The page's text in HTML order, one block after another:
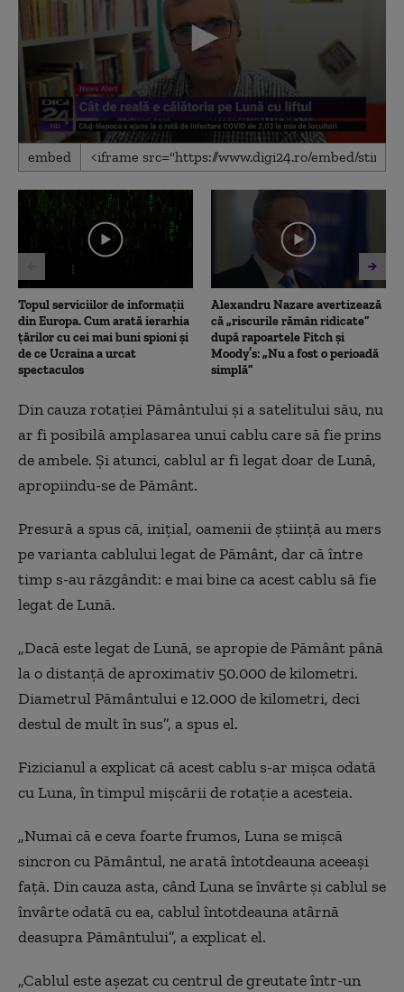
0
seconds
10
minutes,
seconds
embed
Topul serviciilor de informații
din Europa. Cum arată ierarhia
țărilor cu cei mai buni spioni și
de ce Ucraina a urcat
spectaculos
Alexandru Nazare avertizează
că „riscurile rămân ridicate”
după rapoartele Fitch și
Moody’s: „Nu a fost o perioadă
simplă”
Din cauza rotației Pământului și a satelitului său, nu
ar fi posibilă amplasarea unui cablu care să fie prins
de ambele. Și atunci, cablul ar fi legat doar de Lună,
apropiindu-se de Pământ.
Presură a spus că, inițial, oamenii de știință au mers
pe varianta cablului legat de Pământ, dar că între
timp s-au răzgândit: e mai bine ca acest cablu să fie
legat de Lună.
„Dacă este legat de Lună, se apropie de Pământ până
la o distanță de aproximativ 50.000 de kilometri.
Diametrul Pământului e 12.000 de kilometri, deci
destul de mult în sus”, a spus el.
Fizicianul a explicat că acest cablu s-ar mișca odată
cu Luna, în timpul mișcării de rotație a acesteia.
„Numai că e ceva foarte frumos, Luna se mișcă
sincron cu Pământul, ne arată întotdeauna aceeași
față. Din cauza asta, când Luna se învârte și cablul se
învârte odată cu ea, cablul întotdeauna atârnă
deasupra Pământului”, a explicat el.
„Cablul este așezat cu centrul de greutate într-un